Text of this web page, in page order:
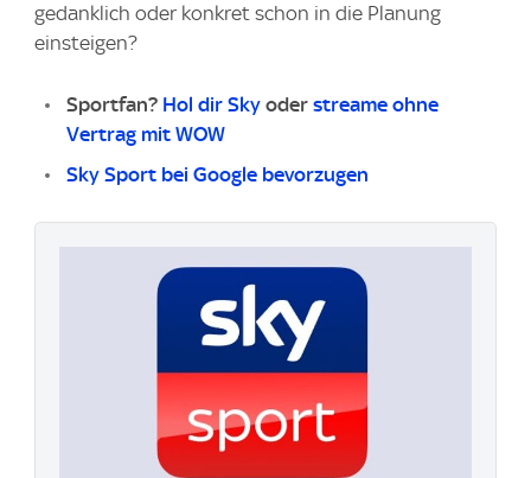
gedanklich oder konkret schon in die Planung
einsteigen?
Sportfan? Hol dir Sky oder streame ohne
Vertrag mit WOW
Sky Sport bei Google bevorzugen